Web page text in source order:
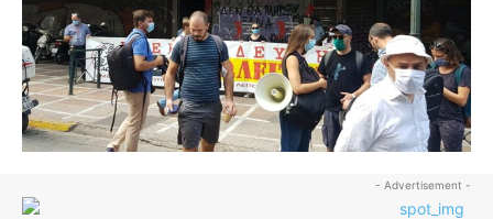
- Advertisement -